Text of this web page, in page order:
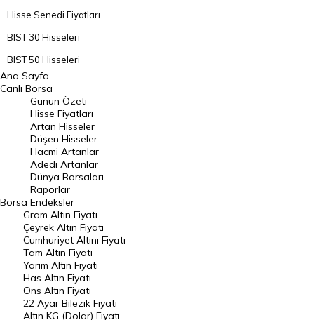
Hisse Senedi Fiyatları
BIST 30 Hisseleri
BIST 50 Hisseleri
BIST 100 Hisseleri
En Çok Artan Hisseler
En Çok Düşen Hisseler
Hacmi Artanlar
Geçmiş Kapanışlar
Dünya Borsaları
Raporlar
Endeksler
DÖVİZ
Döviz Kuru
Dolar Kuru
Ana Sayfa
Canlı Borsa
Borsa
Günün Özeti
Hisse Fiyatları
Artan Hisseler
Düşen Hisseler
Hacmi Artanlar
Adedi Artanlar
Dünya Borsaları
Raporlar
Endeksler
Gram Altın Fiyatı
Çeyrek Altın Fiyatı
Cumhuriyet Altını Fiyatı
Tam Altın Fiyatı
Yarım Altın Fiyatı
Has Altın Fiyatı
Ons Altın Fiyatı
22 Ayar Bilezik Fiyatı
Altın KG (Dolar) Fiyatı